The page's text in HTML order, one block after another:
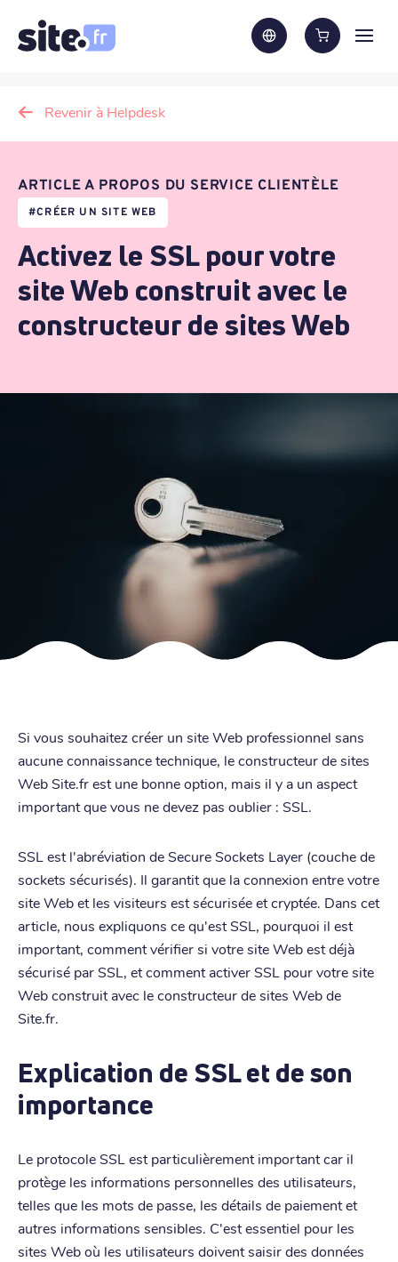
Revenir à Helpdesk
ARTICLE A PROPOS DU SERVICE CLIENTÈLE
#CRÉER UN SITE WEB
Activez le SSL pour votre
site Web construit avec le
constructeur de sites Web
Si vous souhaitez créer un site Web professionnel sans
aucune connaissance technique, le constructeur de sites
Web Site.fr est une bonne option, mais il y a un aspect
important que vous ne devez pas oublier : SSL.
SSL est l'abréviation de Secure Sockets Layer (couche de
sockets sécurisés). Il garantit que la connexion entre votre
site Web et les visiteurs est sécurisée et cryptée. Dans cet
article, nous expliquons ce qu'est SSL, pourquoi il est
important, comment vérifier si votre site Web est déjà
sécurisé par SSL, et comment activer SSL pour votre site
Web construit avec le constructeur de sites Web de
Site.fr.
Explication de SSL et de son
importance
Le protocole SSL est particulièrement important car il
protège les informations personnelles des utilisateurs,
telles que les mots de passe, les détails de paiement et
autres informations sensibles. C'est essentiel pour les
sites Web où les utilisateurs doivent saisir des données